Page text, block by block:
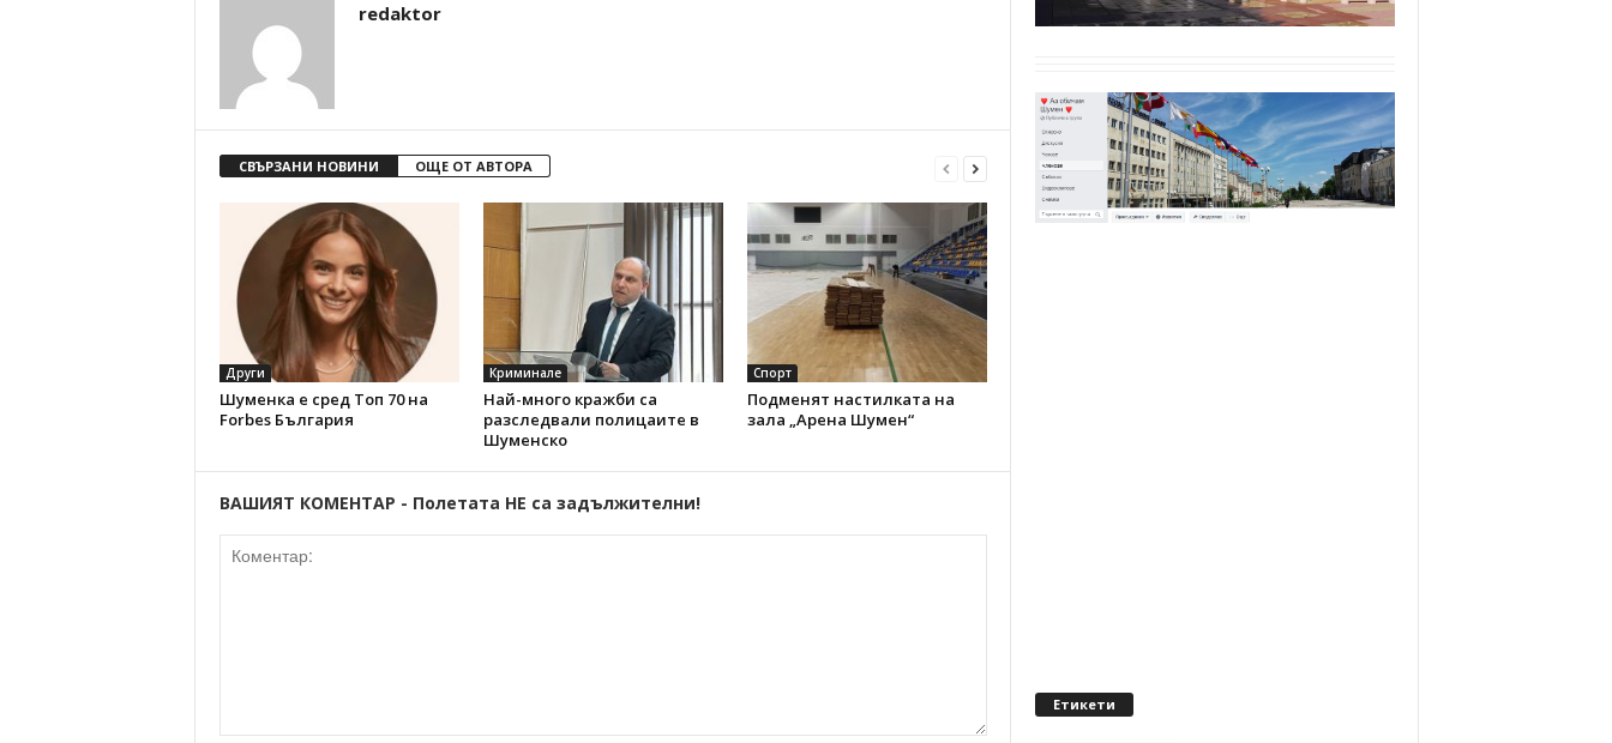
redaktor
СВЪРЗАНИ НОВИНИ ОЩЕ ОТ АВТОРА
Други
Шуменка е сред Топ 70 на
Forbes България
Криминале
Най-много кражби са
разследвали полицаите в
Шуменско
Спорт
Подменят настилката на
зала „Арена Шумен“
ВАШИЯТ КОМЕНТАР - Полетата НЕ са задължителни!
Етикети